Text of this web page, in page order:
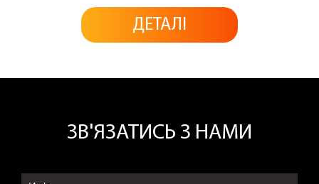
ДЕТАЛІ
ЗВ'ЯЗАТИСЬ З НАМИ